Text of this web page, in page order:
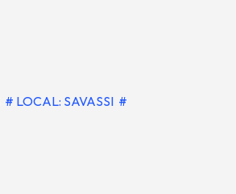
# LOCAL: SAVASSI #